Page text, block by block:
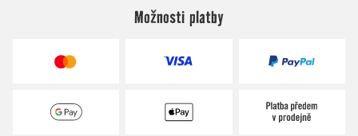
Možnosti platby